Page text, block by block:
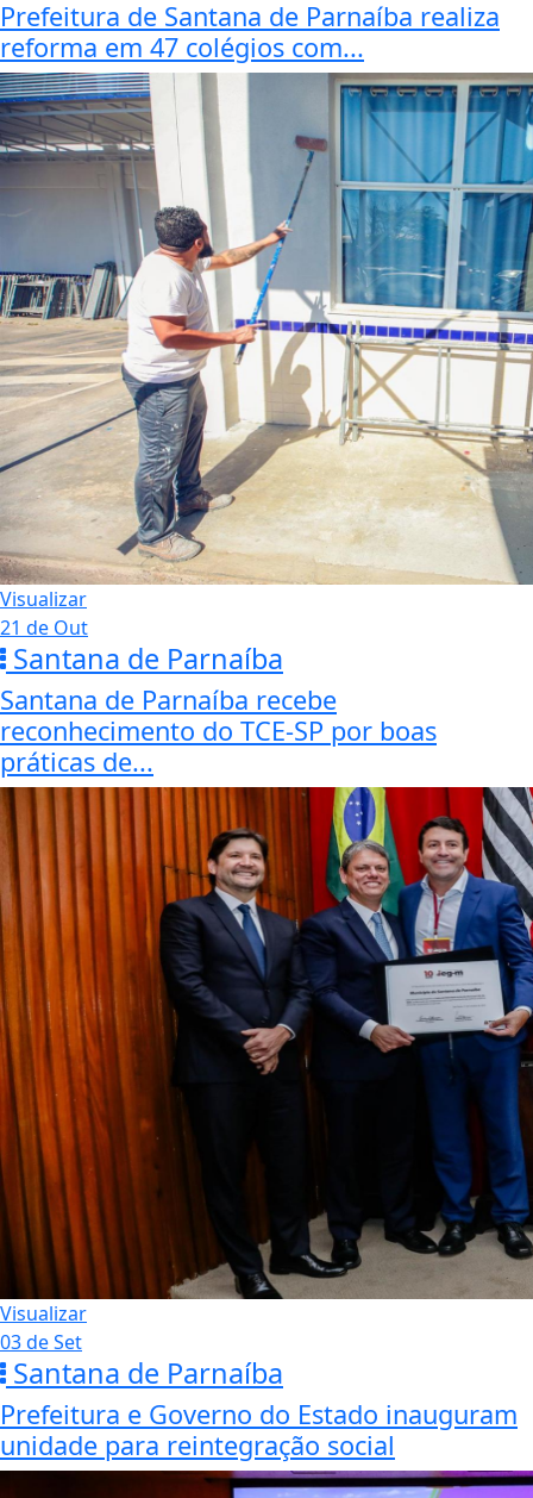
Prefeitura de Santana de Parnaíba realiza
reforma em 47 colégios com...
Visualizar
21 de Out
Santana de Parnaíba
Santana de Parnaíba recebe
reconhecimento do TCE-SP por boas
práticas de...
Visualizar
03 de Set
Santana de Parnaíba
Prefeitura e Governo do Estado inauguram
unidade para reintegração social